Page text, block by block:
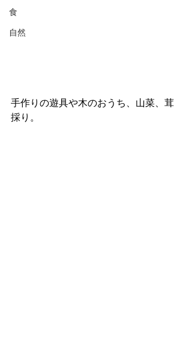
食
自然
手作りの遊具や木のおうち、山菜、茸
採り。